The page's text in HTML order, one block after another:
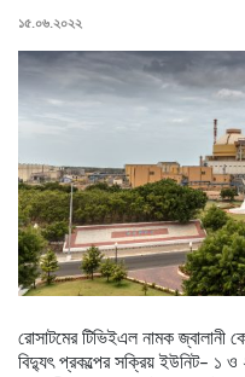
১৫.০৬.২০২২
রোসাটমের টিভিইএল নামক জ্বালানী
বিদ্যুৎপ্রকল্পের সক্রিয় ইউনিট– ১ ও